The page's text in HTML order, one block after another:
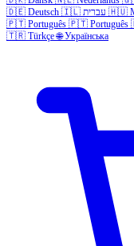
🇩🇪 Deutsch 🇮🇱 עברית 🇭🇺
🇵🇹 Português 🇵🇹 Português
🇹🇷 Türkçe 🌐 Українська